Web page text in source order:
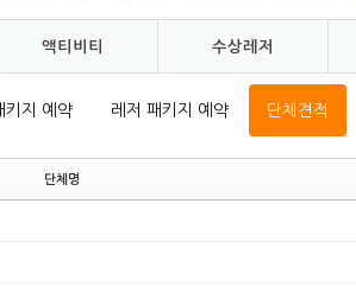
액티비티 수상레저
키지 예약 레저 패키지 예약 단체견적
단체명